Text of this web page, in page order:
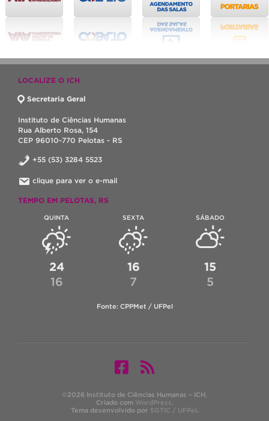
LOCALIZE O ICH
Secretaria Geral
Instituto de Ciências Humanas
Rua Alberto Rosa, 154
CEP 96010-770 Pelotas - RS
+55 (53) 3284 5523
clique para ver o e-mail
TEMPO EM PELOTAS, RS
QUINTA
24
16
SEXTA
16
7
SÁBADO
15
5
Fonte: CPPMet / UFPel
©2026 Instituto de Ciências Humanas – ICH.
Criado com WordPress.
Tema desenvolvido por SGTIC / UFPel.